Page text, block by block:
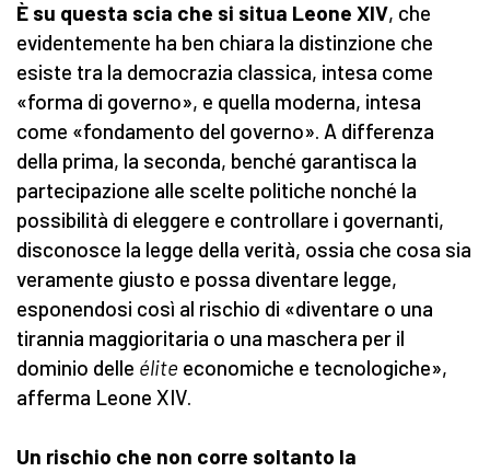
È su questa scia che si situa Leone XIV, che
evidentemente ha ben chiara la distinzione che
esiste tra la democrazia classica, intesa come
«forma di governo», e quella moderna, intesa
come «fondamento del governo». A differenza
della prima, la seconda, benché garantisca la
partecipazione alle scelte politiche nonché la
possibilità di eleggere e controllare i governanti,
disconosce la legge della verità, ossia che cosa sia
veramente giusto e possa diventare legge,
esponendosi così al rischio di «diventare o una
tirannia maggioritaria o una maschera per il
dominio delle élite economiche e tecnologiche»,
afferma Leone XIV.
Un rischio che non corre soltanto la